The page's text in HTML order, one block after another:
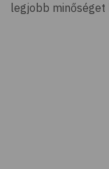
legjobb minőséget